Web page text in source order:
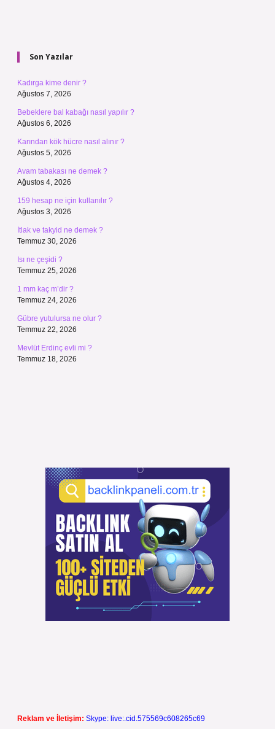
Son Yazılar
Kadırga kime denir ?
Ağustos 7, 2026
Bebeklere bal kabağı nasıl yapılır ?
Ağustos 6, 2026
Karından kök hücre nasıl alınır ?
Ağustos 5, 2026
Avam tabakası ne demek ?
Ağustos 4, 2026
159 hesap ne için kullanılır ?
Ağustos 3, 2026
İtlak ve takyid ne demek ?
Temmuz 30, 2026
Isı ne çeşidi ?
Temmuz 25, 2026
1 mm kaç m’dir ?
Temmuz 24, 2026
Gübre yutulursa ne olur ?
Temmuz 22, 2026
Mevlüt Erdinç evli mi ?
Temmuz 18, 2026
Reklam ve İletişim: Skype: live:.cid.575569c608265c69